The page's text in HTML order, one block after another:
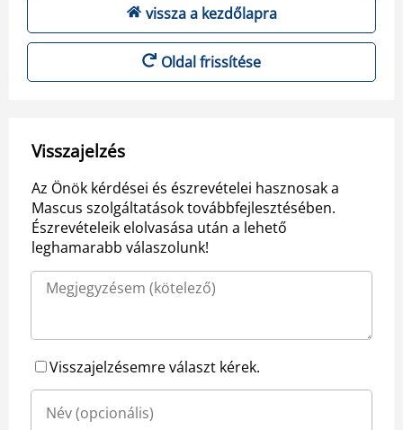
vissza a kezdőlapra
Oldal frissítése
Visszajelzés
Az Önök kérdései és észrevételei hasznosak a
Mascus szolgáltatások továbbfejlesztésében.
Észrevételeik elolvasása után a lehető
leghamarabb válaszolunk!
Visszajelzésemre választ kérek.